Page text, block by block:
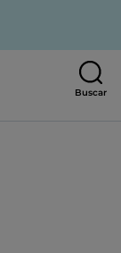
Buscar